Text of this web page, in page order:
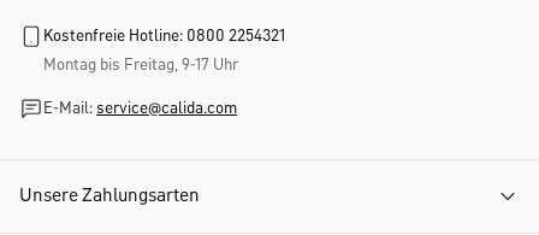
Kostenfreie Hotline: 0800 2254321
Montag bis Freitag, 9-17 Uhr
E-Mail: service@calida.com
Unsere Zahlungsarten